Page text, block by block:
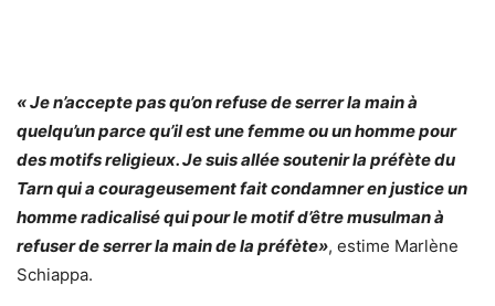
« Je n’accepte pas qu’on refuse de serrer la main à
quelqu’un parce qu’il est une femme ou un homme pour
des motifs religieux. Je suis allée soutenir la préfète du
Tarn qui a courageusement fait condamner en justice un
homme radicalisé qui pour le motif d’être musulman à
refuser de serrer la main de la préfète», estime Marlène
Schiappa.